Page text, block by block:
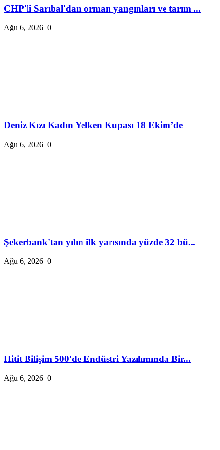
CHP'li Sarıbal'dan orman yangınları ve tarım ...
Ağu 6, 2026 0
Deniz Kızı Kadın Yelken Kupası 18 Ekim’de
Ağu 6, 2026 0
Şekerbank'tan yılın ilk yarısında yüzde 32 bü...
Ağu 6, 2026 0
Hitit Bilişim 500'de Endüstri Yazılımında Bir...
Ağu 6, 2026 0